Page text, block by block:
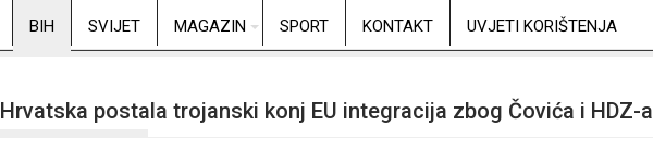
BIH SVIJET MAGAZIN SPORT KONTAKT UVJETI KORIŠTENJA
postala trojanski konj EU integracija zbog Čovića i HDZ-a